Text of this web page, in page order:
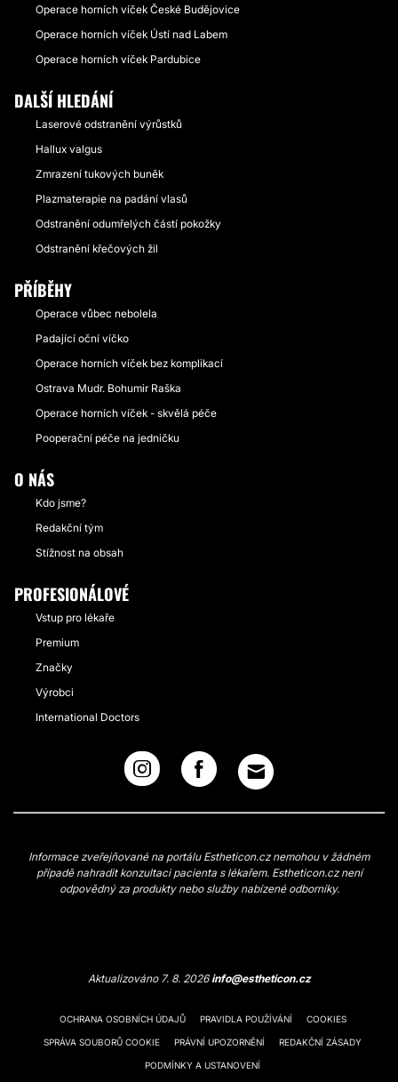
Operace horních víček České Budějovice
Operace horních víček Ústí nad Labem
Operace horních víček Pardubice
DALŠÍ HLEDÁNÍ
Laserové odstranění výrůstků
Hallux valgus
Zmrazení tukových buněk
Plazmaterapie na padání vlasů
Odstranění odumřelých částí pokožky
Odstranění křečových žil
PŘÍBĚHY
Operace vůbec nebolela
Padající oční víčko
Operace horních víček bez komplikací
Ostrava Mudr. Bohumir Raška
Operace horních víček - skvělá péče
Pooperační péče na jedničku
O NÁS
Kdo jsme?
Redakční tým
Stížnost na obsah
PROFESIONÁLOVÉ
Vstup pro lékaře
Premium
Značky
Výrobci
International Doctors
Informace zveřejňované na portálu Estheticon.cz nemohou v žádném
případě nahradit konzultaci pacienta s lékařem. Estheticon.cz není
odpovědný za produkty nebo služby nabízené odborníky.
Aktualizováno 7. 8. 2026info@estheticon.cz
OCHRANA OSOBNÍCH ÚDAJŮ PRAVIDLA POUŽÍVÁNÍ COOKIES
SPRÁVA SOUBORŮ COOKIE PRÁVNÍ UPOZORNĚNÍ REDAKČNÍ ZÁSADY
PODMÍNKY A USTANOVENÍ